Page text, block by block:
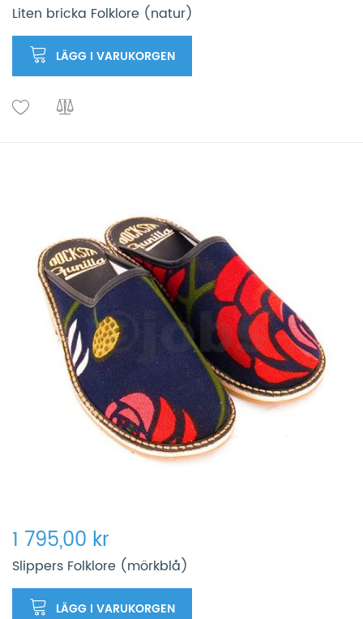
Liten bricka Folklore (natur)
LÄGG I VARUKORGEN
1 795,00 kr
Slippers Folklore (mörkblå)
LÄGG I VARUKORGEN